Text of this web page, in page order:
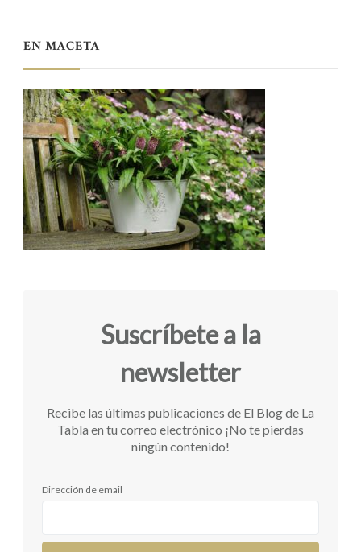
EN MACETA
Suscríbete a la
newsletter
Recibe las últimas publicaciones de El Blog de La
Tabla en tu correo electrónico ¡No te pierdas
ningún contenido!
Dirección de email